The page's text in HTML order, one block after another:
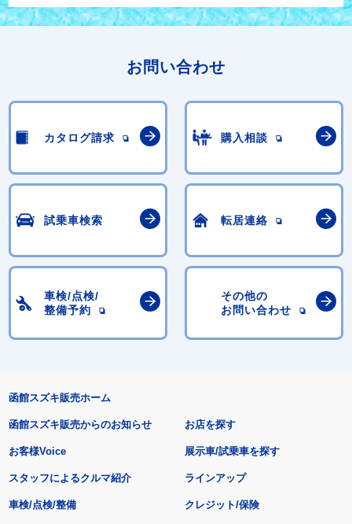
お問い合わせ
カタログ請求 購入相談
試乗車検索 転居連絡
車検/点検/
整備予約
その他の
お問い合わせ
函館スズキ販売ホーム
函館スズキ販売からのお知らせ
お客様Voice
スタッフによるクルマ紹介
お店を探す
展示車/試乗車を探す
ラインアップ
車検/点検/整備 クレジット/保険